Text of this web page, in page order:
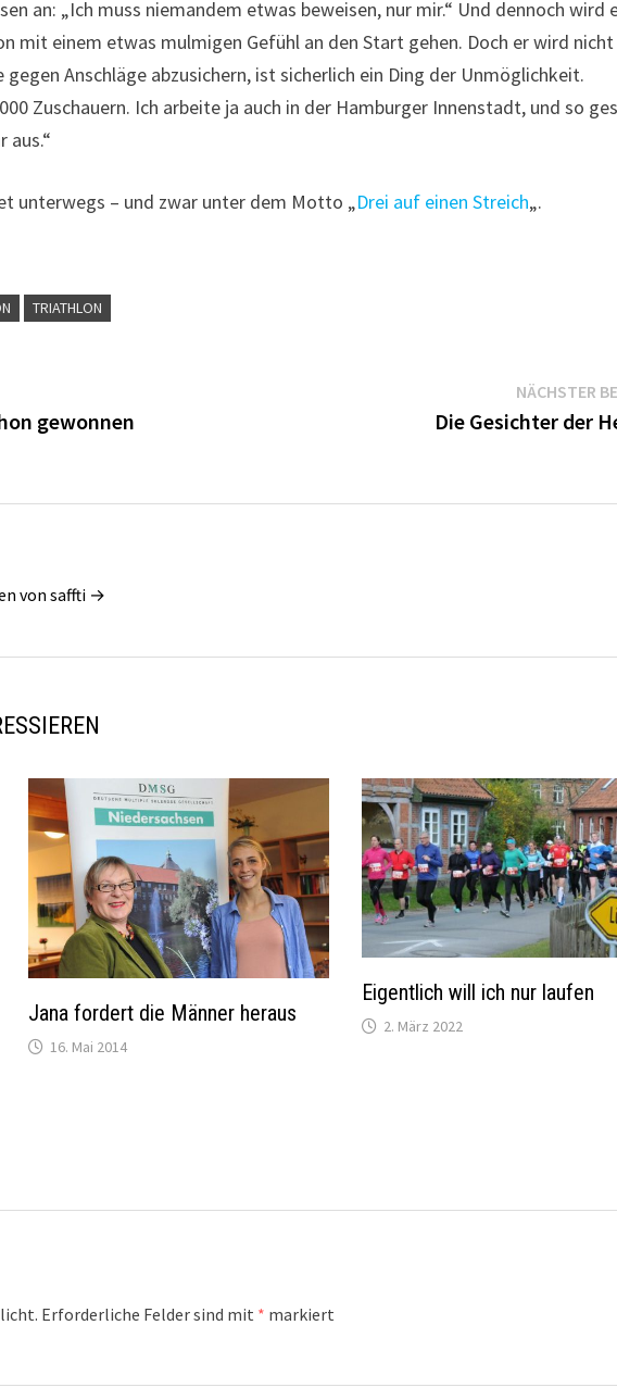
an: „Ich muss niemandem etwas beweisen, nur mir.“ Und dennoch wird
mit einem etwas mulmigen Gefühl an den Start gehen. Doch er wird nicht
Anschläge abzusichern, ist sicherlich ein Ding der Unmöglichkeit.
Zuschauern. Ich arbeite ja auch in der Hamburger Innenstadt, und so
aus.“
unterwegs – und zwar unter dem Motto „Drei auf einen Streich„.
TRIATHLON
gewonnen
NÄCHSTER
Die Gesichter der
von saffti →
Jana fordert die Männer heraus
16. Mai 2014
Eigentlich will ich nur laufen
2. März 2022
Erforderliche Felder sind mit * markiert